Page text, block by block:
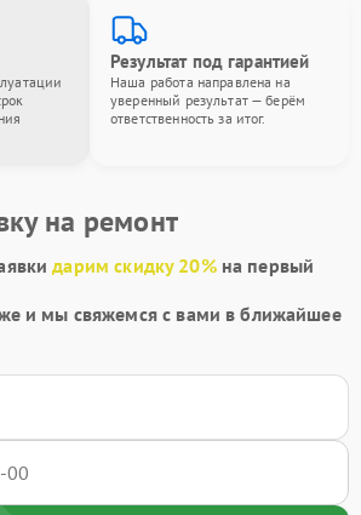
Результат под гарантией
Наша работа направлена на
уверенный результат — берём
ответственность за итог.
на ремонт
дарим скидку 20%на первый
и мы свяжемся с вами в ближайшее